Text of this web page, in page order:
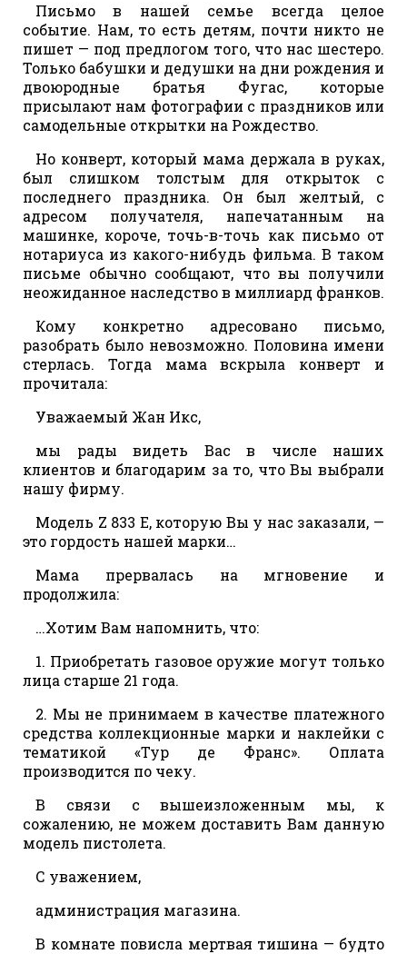
Письмо в нашей семье всегда целое
событие. Нам, то есть детям, почти никто не
пишет — под предлогом того, что нас шестеро.
Только бабушки и дедушки на дни рождения и
двоюродные братья Фугас, которые
присылают нам фотографии с праздников или
самодельные открытки на Рождество.
Но конверт, который мама держала в руках,
был слишком толстым для открыток с
последнего праздника. Он был желтый, с
адресом получателя, напечатанным на
машинке, короче, точь-в-точь как письмо от
нотариуса из какого-нибудь фильма. В таком
письме обычно сообщают, что вы получили
неожиданное наследство в миллиард франков.
Кому конкретно адресовано письмо,
разобрать было невозможно. Половина имени
стерлась. Тогда мама вскрыла конверт и
прочитала:
Уважаемый Жан Икс,
мы рады видеть Вас в числе наших
клиентов и благодарим за то, что Вы выбрали
нашу фирму.
Модель Z 833 Е, которую Вы у нас заказали, —
это гордость нашей марки…
Мама прервалась на мгновение и
продолжила:
…Хотим Вам напомнить, что:
1. Приобретать газовое оружие могут только
лица старше 21 года.
2. Мы не принимаем в качестве платежного
средства коллекционные марки и наклейки с
тематикой «Тур де Франс». Оплата
производится по чеку.
В связи с вышеизложенным мы, к
сожалению, не можем доставить Вам данную
модель пистолета.
С уважением,
администрация магазина.
В комнате повисла мертвая тишина — будто